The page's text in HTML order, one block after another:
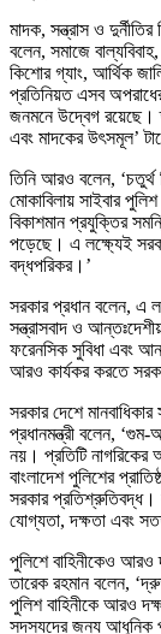
মাদক, সন্ত্রাস ও
বলেন, সমাজে
কিশোর গ্যাং, আর্থিক
প্রতিনিয়ত এসব
জনমনে উদ্বেগ রয়েছে।
এবং মাদকের উৎসমূল’
তিনি আরও বলেন, ‘চতুর্থ
মোকাবিলায় সাইবার
বিকাশমান প্রযুক্তির
পড়েছে। এ লক্ষ্যেই
বদ্ধপরিকর।’
সরকার প্রধান বলেন, এ
সন্ত্রাসবাদ ও
ফরেনসিক সুবিধা এবং
আরও কার্যকর করতে
সরকার দেশে
প্রধানমন্ত্রী বলেন,
নয়। প্রতিটি নাগরিকের
বাংলাদেশ পুলিশের
সরকার প্রতিশ্রুতিবদ্ধ।
যোগ্যতা, দক্ষতা এবং
পুলিশে বাহিনীকেও
তারেক রহমান বলেন,
পুলিশ বাহিনীকে আরও
সদস্যদের জন্য আধুনিক